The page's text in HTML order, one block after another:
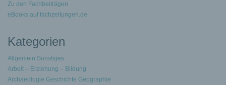
Zu den Fachbeiträgen
eBooks auf fachzeitungen.de
Kategorien
Allgemein Sonstiges
Arbeit – Erziehung – Bildung
Archaeologie Geschichte Geographie